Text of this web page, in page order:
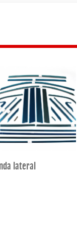
lateral